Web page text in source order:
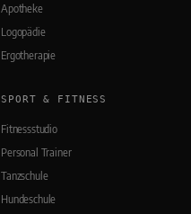
Apotheke
Logopädie
Ergotherapie
SPORT & FITNESS
Fitnessstudio
Personal Trainer
Tanzschule
Hundeschule